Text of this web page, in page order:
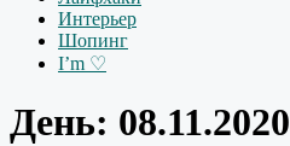
Интерьер
Шопинг
I’m ♡
День: 08.11.2020